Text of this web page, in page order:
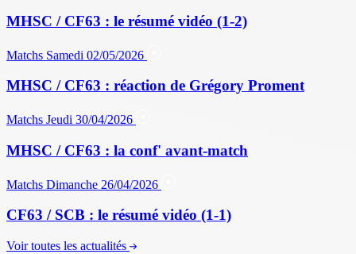
MHSC / CF63 : le résumé vidéo (1-2)
Matchs Samedi 02/05/2026
MHSC / CF63 : réaction de Grégory Proment
Matchs Jeudi 30/04/2026
MHSC / CF63 : la conf' avant-match
Matchs Dimanche 26/04/2026
CF63 / SCB : le résumé vidéo (1-1)
Voir toutes les actualités